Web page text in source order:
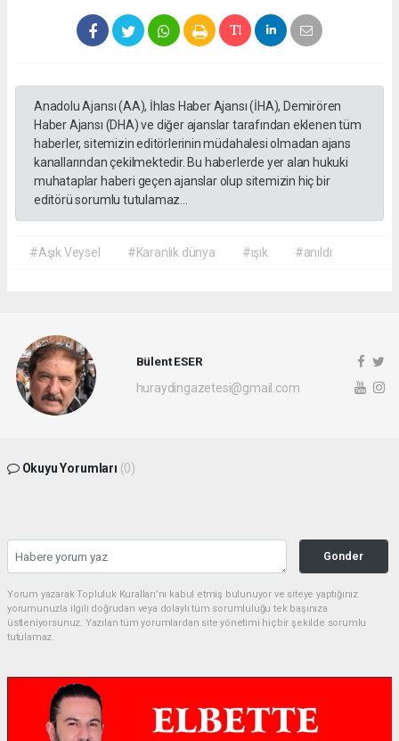
Anadolu Ajansı (AA), İhlas Haber Ajansı (İHA), Demirören
Haber Ajansı (DHA) ve diğer ajanslar tarafından eklenen tüm
haberler, sitemizin editörlerinin müdahalesi olmadan ajans
kanallarından çekilmektedir. Bu haberlerde yer alan hukuki
muhataplar haberi geçen ajanslar olup sitemizin hiç bir
editörü sorumlu tutulamaz...
#Aşık Veysel #Karanlık dünya #ışık #anıldı
Bülent ESER
huraydingazetesi@gmail.com
Okuyu Yorumları (0)
Gonder
Yorum yazarak Topluluk Kuralları’nı kabul etmiş bulunuyor ve siteye yaptığınız
yorumunuzla ilgili doğrudan veya dolaylı tüm sorumluluğu tek başınıza
üstleniyorsunuz. Yazılan tüm yorumlardan site yönetimi hiçbir şekilde sorumlu
tutulamaz.